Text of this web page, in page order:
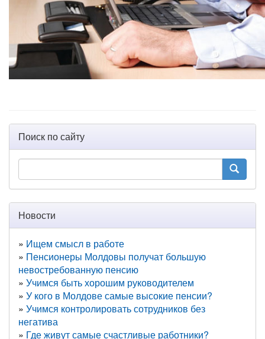
Поиск по сайту
Новости
Ищем смысл в работе
Пенсионеры Молдовы получат большую
невостребованную пенсию
Учимся быть хорошим руководителем
У кого в Молдове самые высокие пенсии?
Учимся контролировать сотрудников без
негатива
Где живут самые счастливые работники?